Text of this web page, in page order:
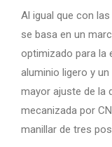
Al igual que con
se basa en un
optimizado para la
aluminio ligero y
mayor ajuste de la
mecanizada por
manillar de tres